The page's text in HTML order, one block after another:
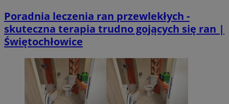
Poradnia leczenia ran przewlekłych -
skuteczna terapia trudno gojących się ran |
Świętochłowice